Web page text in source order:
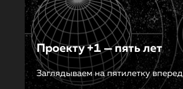
Проекту +1 — пять лет
Заглядываем на пятилетку вперед